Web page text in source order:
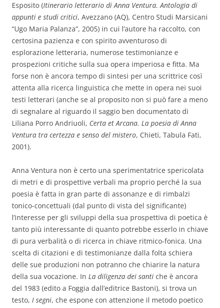
Esposito (Itinerario letterario di Anna Ventura. Antologia di
appunti e studi critici, Avezzano (AQ), Centro Studi Marsicani
“Ugo Maria Palanza”, 2005) in cui l’autore ha raccolto, con
certosina pazienza e con spirito avventuroso di
esplorazione letteraria, numerose testimonianze e
prospezioni critiche sulla sua opera imperiosa e fitta. Ma
forse non è ancora tempo di sintesi per una scrittrice così
attenta alla ricerca linguistica che mette in opera nei suoi
testi letterari (anche se al proposito non si può fare a meno
di segnalare al riguardo il saggio ben documentato di
Liliana Porro Andriuoli, Certa et Arcana. La poesia di Anna
Ventura tra certezza e senso del mistero, Chieti, Tabula Fati,
2001).
Anna Ventura non è certo una sperimentatrice spericolata
di metri e di prospettive verbali ma proprio perché la sua
poesia è fatta in gran parte di assonanze e di rimbalzi
tonico-concettuali (dal punto di vista del significante)
l’interesse per gli sviluppi della sua prospettiva di poetica è
tanto più interessante di quanto potrebbe esserlo in chiave
di pura verbalità o di ricerca in chiave ritmico-fonica. Una
scelta di citazioni e di testimonianze dalla folta schiera
delle sue produzioni non potranno che chiarire la natura
della sua vocazione. In La diligenza dei santi che è ancora
del 1983 (edito a Foggia dall’editrice Bastoni), si trova un
testo, I segni, che espone con attenzione il metodo poetico